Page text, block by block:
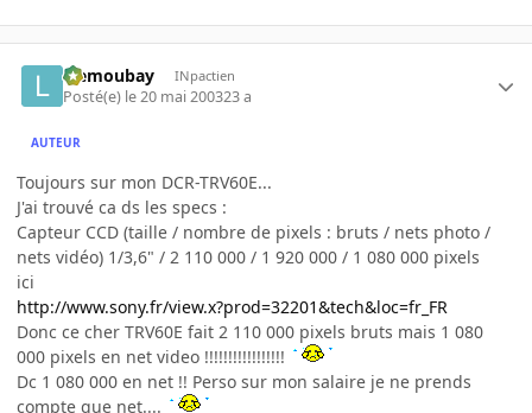
leemoubay INpactien
Posté(e) le 20 mai 200323 a
AUTEUR
Toujours sur mon DCR-TRV60E...
J'ai trouvé ca ds les specs :
Capteur CCD (taille / nombre de pixels : bruts / nets photo /
nets vidéo) 1/3,6" / 2 110 000 / 1 920 000 / 1 080 000 pixels
ici
http://www.sony.fr/view.x?prod=32201&tech&loc=fr_FR
Donc ce cher TRV60E fait 2 110 000 pixels bruts mais 1 080
000 pixels en net video !!!!!!!!!!!!!!!!!
Dc 1 080 000 en net !! Perso sur mon salaire je ne prends
compte que net....